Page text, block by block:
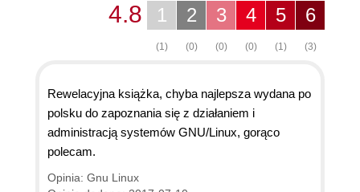
6
(3)
5
(1)
4
(0)
3
(0)
2
(0)
1
(1)
4.8
Rewelacyjna książka, chyba najlepsza wydana po
polsku do zapoznania się z działaniem i
administracją systemów GNU/Linux, gorąco
polecam.
Opinia: Gnu Linux